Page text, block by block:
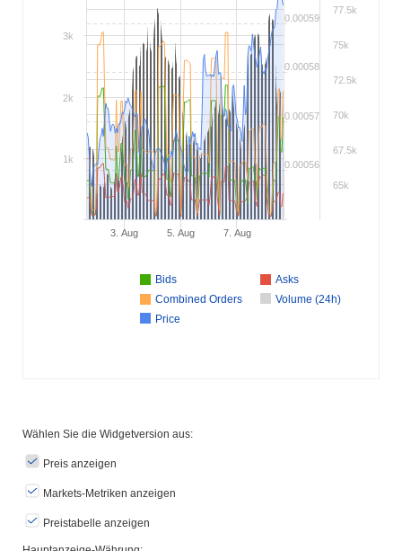
Bids
Asks
Combined Orders
Volume (24h)
Price
3. Aug 5. Aug 7. Aug
0.00056
0.00057
0.00058
0.00059
65k
67.5k
70k
72.5k
75k
77.5k
1k
2k
3k
Wählen Sie die Widgetversion aus:
Preis anzeigen
Markets-Metriken anzeigen
Preistabelle anzeigen